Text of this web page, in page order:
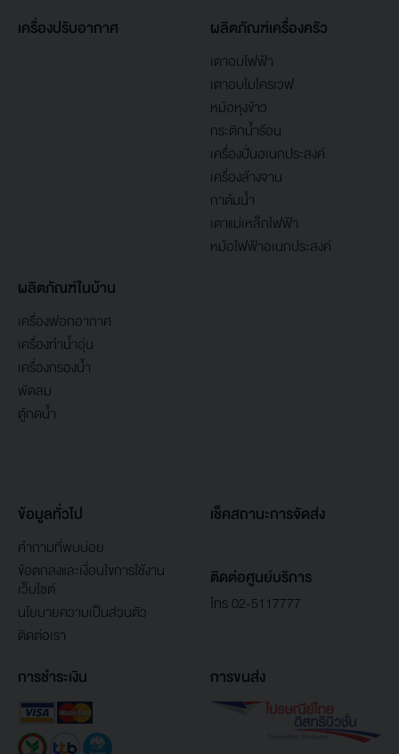
เครื่องปรับอากาศ ผลิตภัณฑ์เครื่องครัว
เตาอบไฟฟ้า
เตาอบไมโครเวฟ
หม้อหุงข้าว
กระติกน้ำร้อน
เครื่องปั่นอเนกประสงค์
เครื่องล้างจาน
กาต้มน้ำ
เตาแม่เหล็กไฟฟ้า
หม้อไฟฟ้าอเนกประสงค์
ผลิตภัณฑ์ในบ้าน
เครื่องฟอกอากาศ
เครื่องทำน้ำอุ่น
เครื่องกรองน้ำ
พัดลม
ตู้กดน้ำ
ข้อมูลทั่วไป
คำถามที่พบบ่อย
ข้อตกลงและเงื่อนไขการใช้งาน
เว็บไซต์
นโยบายความเป็นส่วนตัว
ติดต่อเรา
เช็คสถานะการจัดส่ง
ติดต่อศูนย์บริการ
โทร 02-5117777
การชำระเงิน การขนส่ง